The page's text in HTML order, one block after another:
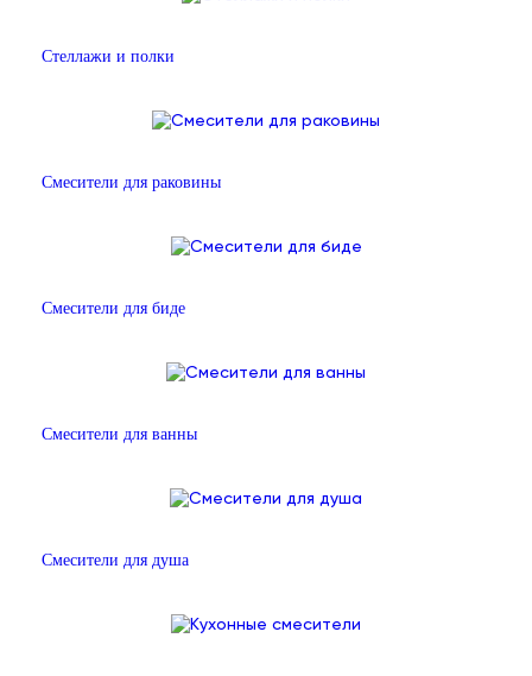
Стеллажи и полки
Смесители для раковины
Смесители для биде
Смесители для ванны
Смесители для душа